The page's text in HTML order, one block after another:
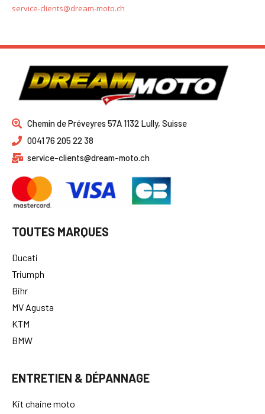
service-clients@dream-moto.ch
Chemin de Préveyres 57A 1132 Lully, Suisse
0041 76 205 22 38
service-clients@dream-moto.ch
TOUTES MARQUES
Ducati
Triumph
Bihr
MV Agusta
KTM
BMW
ENTRETIEN & DÉPANNAGE
Kit chaine moto